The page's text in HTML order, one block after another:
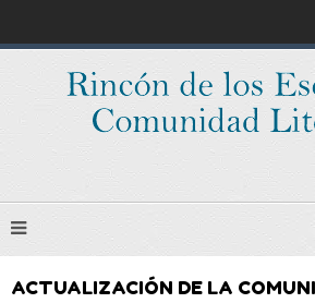
ACTUALIZACIÓN DE LA